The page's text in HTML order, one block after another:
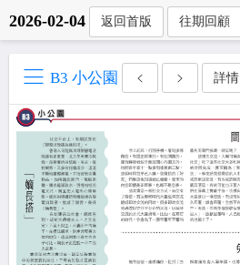
2026-02-04 返回首版 往期回顧
B3 小公園 詳情